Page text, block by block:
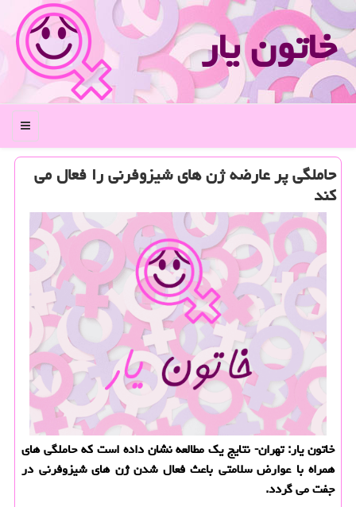
خاتون یار
منو
حاملگی پر عارضه ژن های شیزوفرنی را فعال می
كند
خاتون یار: تهران- نتایج یك مطالعه نشان داده است كه حاملگی های
همراه با عوارض سلامتی باعث فعال شدن ژن های شیزوفرنی در
جفت می گردد.